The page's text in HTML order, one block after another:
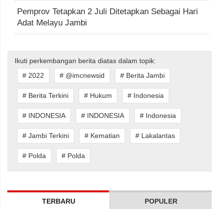
Pemprov Tetapkan 2 Juli Ditetapkan Sebagai Hari
Adat Melayu Jambi
Ikuti perkembangan berita diatas dalam topik:
# 2022
# @imcnewsid # Berita Jambi
# Berita Terkini # Hukum # Indonesia
# INDONESIA # INDONESIA # Indonesia
# Jambi Terkini # Kematian # Lakalantas
# Polda # Polda
TERBARU POPULER